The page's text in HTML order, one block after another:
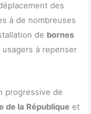
des
à de nombreuses
de bornes
à repenser
progressive de
de la République et